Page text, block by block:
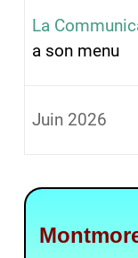
La
a son menu
Juin 2026